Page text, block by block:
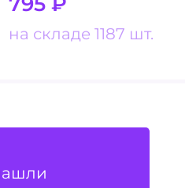
на складе 1187 шт.